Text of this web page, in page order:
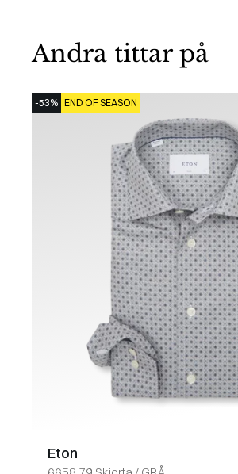
Andra tittar på
-53% END OF SEASON
Eton